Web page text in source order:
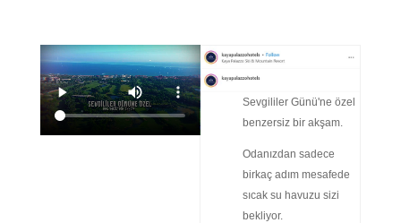
Sevgililer Günü'ne özel
benzersiz bir akşam.
Odanızdan sadece
birkaç adım mesafede
sıcak su havuzu sizi
bekliyor.